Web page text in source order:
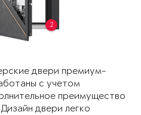
2
двери премиум-
с учетом
преимущество
двери легко